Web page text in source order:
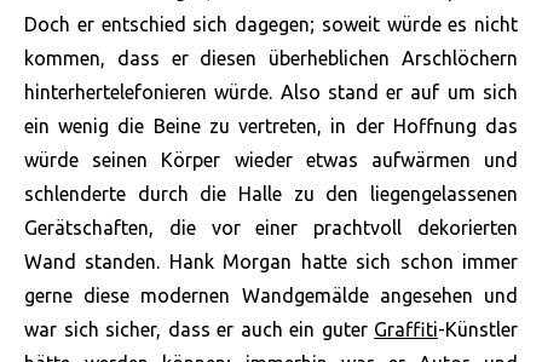
Doch er entschied sich dagegen; soweit würde es nicht
kommen, dass er diesen überheblichen Arschlöchern
hinterhertelefonieren würde. Also stand er auf um sich
ein wenig die Beine zu vertreten, in der Hoffnung das
würde seinen Körper wieder etwas aufwärmen und
schlenderte durch die Halle zu den liegengelassenen
Gerätschaften, die vor einer prachtvoll dekorierten
Wand standen. Hank Morgan hatte sich schon immer
gerne diese modernen Wandgemälde angesehen und
war sich sicher, dass er auch ein guter Graffiti-Künstler